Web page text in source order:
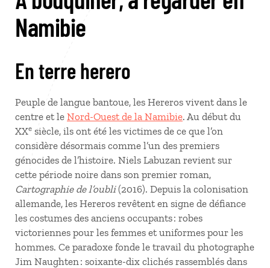
Namibie
En terre herero
Peuple de langue bantoue, les Hereros vivent dans le
centre et le Nord-Ouest de la Namibie. Au début du
XXe siècle, ils ont été les victimes de ce que l’on
considère désormais comme l’un des premiers
génocides de l’histoire. Niels Labuzan revient sur
cette période noire dans son premier roman,
Cartographie de l’oubli(2016). Depuis la colonisation
allemande, les Hereros revêtent en signe de défiance
les costumes des anciens occupants : robes
victoriennes pour les femmes et uniformes pour les
hommes. Ce paradoxe fonde le travail du photographe
Jim Naughten : soixante-dix clichés rassemblés dans